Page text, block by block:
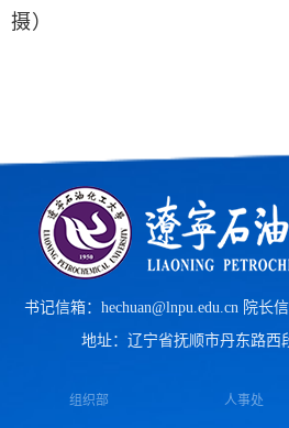
摄）
书记信箱：hechuan@lnpu.edu.cn 院长
地址：辽宁省抚顺市丹东路西
组织部 人事处